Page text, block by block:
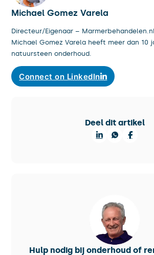
Michael Gomez Varela
Directeur/Eigenaar –
Michael Gomez Varela heeft meer dan 10
natuursteen onderhoud.
Connect on LinkedIn
Deel dit artikel
Hulp nodig bij onderhoud of